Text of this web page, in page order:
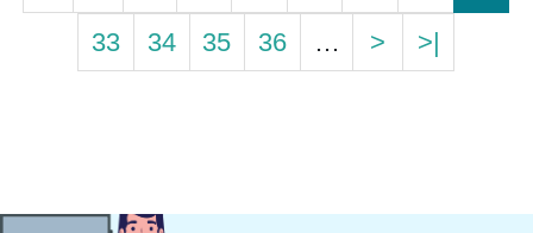
33
34 35 36 … > >|